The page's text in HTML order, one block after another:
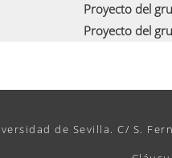
Proyecto del
Proyecto del
de Sevilla. C/ S.